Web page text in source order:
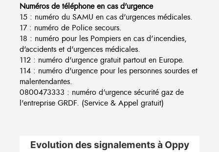
Numéros de téléphone en cas d'urgence
15 : numéro du SAMU en cas d'urgences médicales.
17 : numéro de Police secours.
18 : numéro pour les Pompiers en cas d'incendies,
d'accidents et d'urgences médicales.
112 : numéro d'urgence gratuit partout en Europe.
114 : numéro d'urgence pour les personnes sourdes et
malentendantes.
0800473333 : numéro d'urgence sécurité gaz de
l'entreprise GRDF. (Service & Appel gratuit)
Evolution des signalements à Oppy